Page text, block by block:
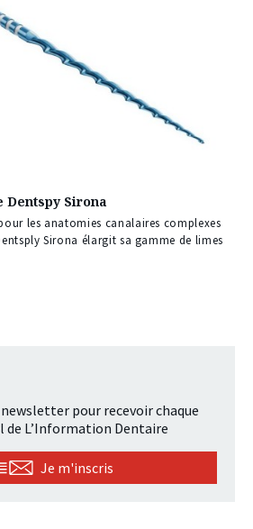
Dentspy Sirona
les anatomies canalaires complexes
Sirona élargit sa gamme de limes
pour recevoir chaque
de L’Information Dentaire
Je m'inscris